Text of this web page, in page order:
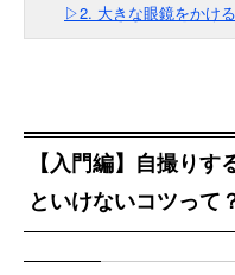
▷2. 大きな眼鏡をかける
【入門編】自撮り
といけないコツって